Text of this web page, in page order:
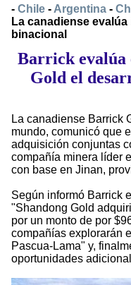
- Chile - Argentina -
La canadiense
binacional
Barrick evalúa
Gold el
La canadiense Barrick
mundo, comunicó que
adquisición conjuntas
compañía minera líder
con base en Jinan,
Según informó Barrick
"Shandong Gold
por un monto de por
compañías explorarán
Pascua-Lama" y,
oportunidades